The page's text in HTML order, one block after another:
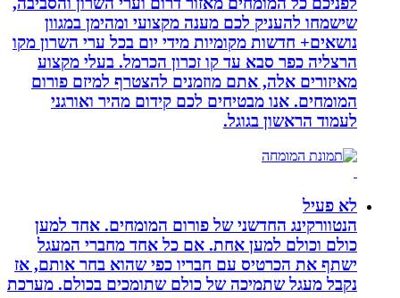
שישמחו להעניק לכם מענה מקצועי ומהימן במגוון
נושאים+ חדשות מקומיות מידי יום בכל ערי השרון מקו
הרצליה כפר סבא עד קו זכרון הכרמל. בעלי מקצוע
מאיזורים אלה, אתם מוזמנים להצטרף למיזם פורום
המומחים. אנו מבטיחים לכם קידום מהיר ואורגני
לעמוד הראשון בגוגל.
לא פעיל
הנטוורקינג החדשני של פורום המומחים. אחד למען
כולם וכולם למען אחת. אם כל אחד מחברי המעגל
ישתף את הכרטיס עם חבריו כפי שהוא בחר אותם, אז
נקבל מעגל שתמיכה של כולם שתומכים בכולם. מערכת